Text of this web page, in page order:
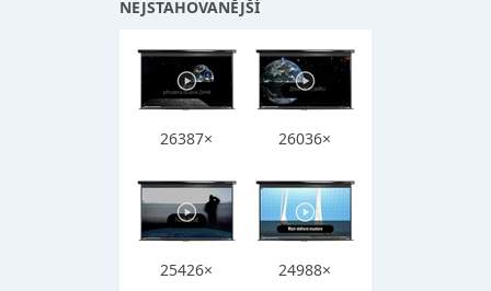
NEJSTAHOVANĚJŠÍ
26387× 26036×
25426× 24988×